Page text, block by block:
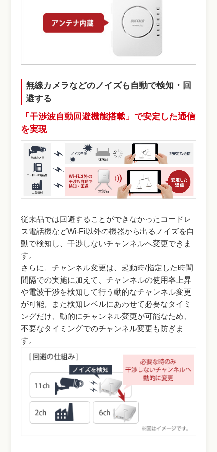
無線カメラなどのノイズも自動で検知・回
避する
「干渉波自動回避機能搭載」で安定した通信
を実現
従来品では回避することができなかったコードレ
ス電話機などWi-Fi以外の機器から出るノイズを自
動で検知し、干渉しないチャンネルへ変更できま
す。
さらに、チャンネル変更は、起動時/指定した時間
間隔での実施に加えて、チャンネルの使用率上昇
や電波干渉を検知して行う動的なチャンネル変更
が可能。また検知レベルにあわせて必要なタイミ
ングだけ、動的にチャンネル変更が可能なため、
不要なタイミングでのチャンネル変更も防ぎま
す。